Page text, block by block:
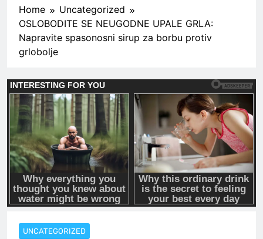
Home
Uncategorized
OSLOBODITE SE NEUGODNE UPALE GRLA:
Napravite spasonosni sirup za borbu protiv
grlobolje
UNCATEGORIZED